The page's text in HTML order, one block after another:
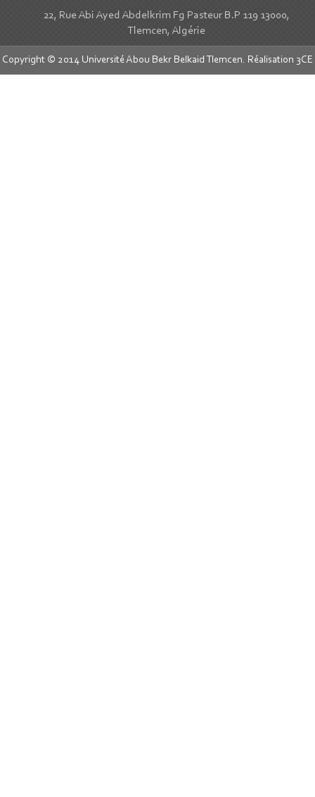
22, Rue Abi Ayed Abdelkrim Fg Pasteur B.P 119 13000,
Tlemcen, Algérie
Copyright © 2014 Université Abou Bekr Belkaid Tlemcen. Réalisation 3CE